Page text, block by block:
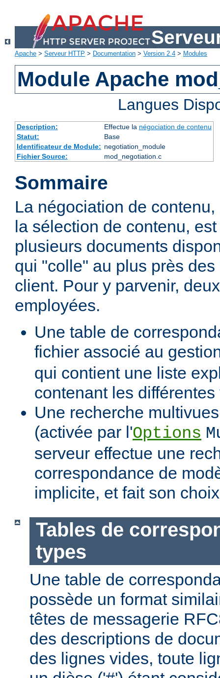
Apache > Serveur HTTP > Documentation > Version 2.4 > Modules
Module Apache
Langues
Description: Effectue la négociation de contenu
Statut:
Base
Identificateur de Module: negotiation_module
Fichier Source:
mod_negotiation.c
Sommaire
La négociation de
la sélection de contenu,
plusieurs documents
qui "colle" au plus près
client. Pour y parvenir,
employées.
Une table de
fichier associé au
qui contient une liste
contenant les
Une recherche
(activée par l'Options
serveur effectue une
correspondance de
implicite, et fait son
Tables de
types
Une table de
possède un format
têtes de messagerie
des descriptions de
des lignes vides, toute